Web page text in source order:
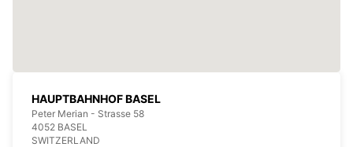
HAUPTBAHNHOF BASEL
Peter Merian - Strasse 58
4052 BASEL
SWITZERLAND